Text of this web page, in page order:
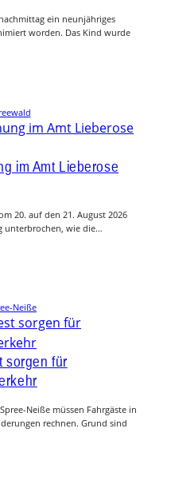
ein neunjähriges
worden. Das Kind wurde
im Amt Lieberose
20. auf den 21. August 2026
unterbrochen, wie die…
Neiße
sorgen für
Neiße müssen Fahrgäste in
rechnen. Grund sind